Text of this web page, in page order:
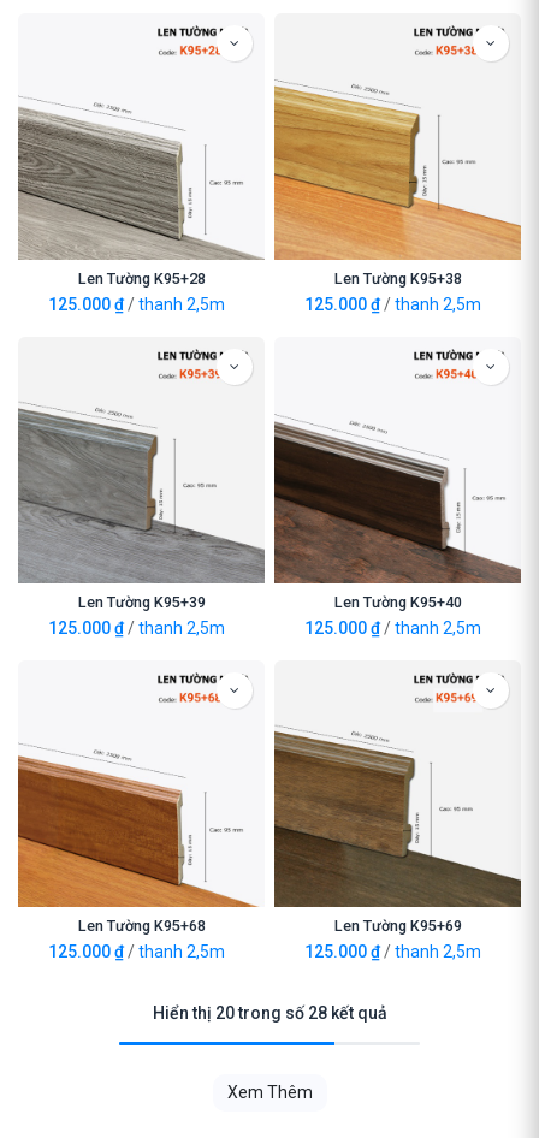
Len Tường K95+28
125.000₫/thanh 2,5m
Len Tường K95+38
125.000₫/thanh 2,5m
Len Tường K95+39
125.000₫/thanh 2,5m
Len Tường K95+40
125.000₫/thanh 2,5m
Len Tường K95+68
125.000₫/thanh 2,5m
Len Tường K95+69
125.000₫/thanh 2,5m
Hiển thị 20 trong số 28 kết quả
Xem Thêm